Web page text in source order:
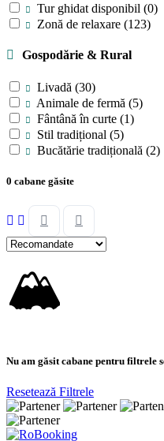
Tur ghidat disponibil (0)
Zonă de relaxare (123)
Gospodărie & Rural
Livadă (30)
Animale de fermă (5)
Fântână în curte (1)
Stil tradițional (5)
Bucătărie tradițională (2)
0 cabane găsite
🏔
Nu am găsit cabane pentru filtrele
Resetează Filtrele